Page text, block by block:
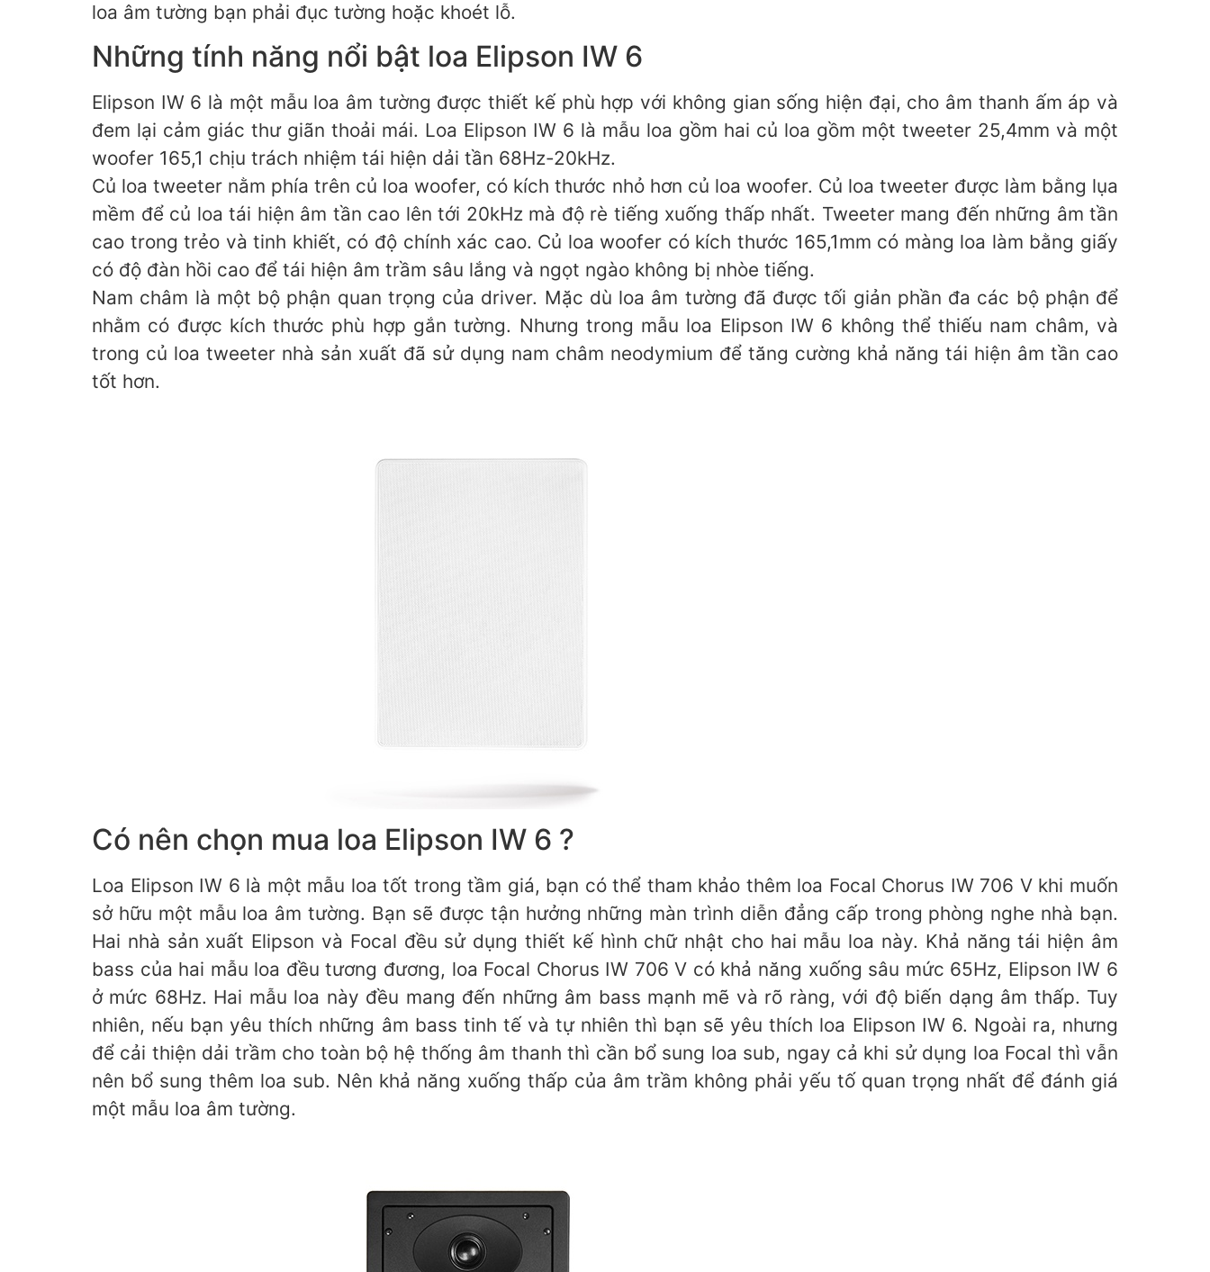
loa âm tường bạn phải đục tường hoặc khoét lỗ.
Những tính năng nổi bật loa Elipson IW 6
Elipson IW 6 là một mẫu loa âm tường được thiết kế phù hợp với không gian sống hiện đại, cho âm thanh ấm áp và
đem lại cảm giác thư giãn thoải mái. Loa Elipson IW 6 là mẫu loa gồm hai củ loa gồm một tweeter 25,4mm và một
woofer 165,1 chịu trách nhiệm tái hiện dải tần 68Hz-20kHz.
Củ loa tweeter nằm phía trên củ loa woofer, có kích thước nhỏ hơn củ loa woofer. Củ loa tweeter được làm bằng lụa
mềm để củ loa tái hiện âm tần cao lên tới 20kHz mà độ rè tiếng xuống thấp nhất. Tweeter mang đến những âm tần
cao trong trẻo và tinh khiết, có độ chính xác cao. Củ loa woofer có kích thước 165,1mm có màng loa làm bằng giấy
có độ đàn hồi cao để tái hiện âm trầm sâu lắng và ngọt ngào không bị nhòe tiếng.
Nam châm là một bộ phận quan trọng của driver. Mặc dù loa âm tường đã được tối giản phần đa các bộ phận để
nhằm có được kích thước phù hợp gắn tường. Nhưng trong mẫu loa Elipson IW 6 không thể thiếu nam châm, và
trong củ loa tweeter nhà sản xuất đã sử dụng nam châm neodymium để tăng cường khả năng tái hiện âm tần cao
tốt hơn.
Có nên chọn mua loa Elipson IW 6 ?
Loa Elipson IW 6 là một mẫu loa tốt trong tầm giá, bạn có thể tham khảo thêm loa Focal Chorus IW 706 V khi muốn
sở hữu một mẫu loa âm tường. Bạn sẽ được tận hưởng những màn trình diễn đẳng cấp trong phòng nghe nhà bạn.
Hai nhà sản xuất Elipson và Focal đều sử dụng thiết kế hình chữ nhật cho hai mẫu loa này. Khả năng tái hiện âm
bass của hai mẫu loa đều tương đương, loa Focal Chorus IW 706 V có khả năng xuống sâu mức 65Hz, Elipson IW 6
ở mức 68Hz. Hai mẫu loa này đều mang đến những âm bass mạnh mẽ và rõ ràng, với độ biến dạng âm thấp. Tuy
nhiên, nếu bạn yêu thích những âm bass tinh tế và tự nhiên thì bạn sẽ yêu thích loa Elipson IW 6. Ngoài ra, nhưng
để cải thiện dải trầm cho toàn bộ hệ thống âm thanh thì cần bổ sung loa sub, ngay cả khi sử dụng loa Focal thì vẫn
nên bổ sung thêm loa sub. Nên khả năng xuống thấp của âm trầm không phải yếu tố quan trọng nhất để đánh giá
một mẫu loa âm tường.